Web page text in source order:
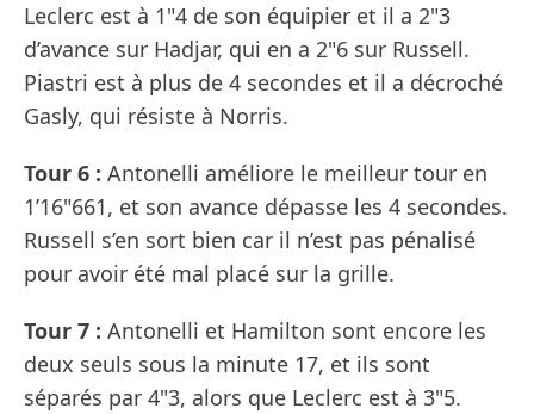
Leclerc est à 1"4 de son équipier et il a 2"3
d’avance sur Hadjar, qui en a 2"6 sur Russell.
Piastri est à plus de 4 secondes et il a décroché
Gasly, qui résiste à Norris.
Tour 6 : Antonelli améliore le meilleur tour en
1’16"661, et son avance dépasse les 4 secondes.
Russell s’en sort bien car il n’est pas pénalisé
pour avoir été mal placé sur la grille.
Tour 7 : Antonelli et Hamilton sont encore les
deux seuls sous la minute 17, et ils sont
séparés par 4"3, alors que Leclerc est à 3"5.